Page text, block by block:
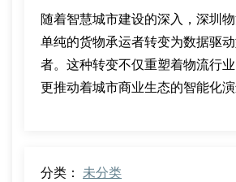
随着智慧城市建设的深入，深圳
单纯的货物承运者转变为数据驱
者。这种转变不仅重塑着物流行业
更推动着城市商业生态的智能化演
分类： 未分类